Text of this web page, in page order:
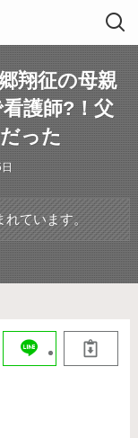
翔征の母親
護師?！父
った
れています。